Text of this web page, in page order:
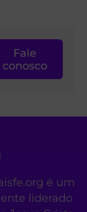
Fale
conosco
é um
liderado